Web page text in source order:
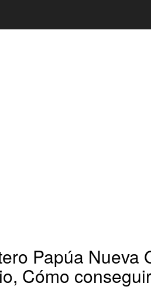
Papúa Nueva
Cómo